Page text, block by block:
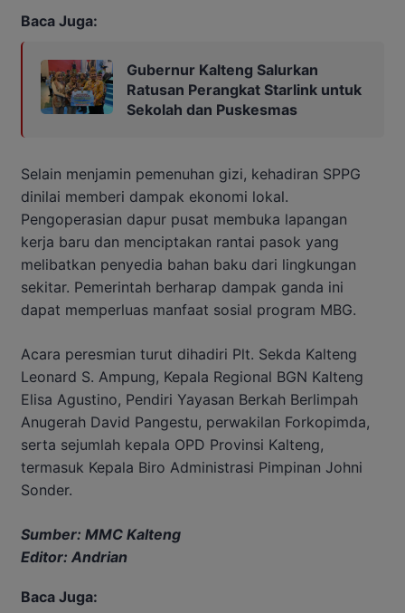
Baca Juga:
Gubernur Kalteng Salurkan
Ratusan Perangkat Starlink untuk
Sekolah dan Puskesmas
Selain menjamin pemenuhan gizi, kehadiran SPPG
dinilai memberi dampak ekonomi lokal.
Pengoperasian dapur pusat membuka lapangan
kerja baru dan menciptakan rantai pasok yang
melibatkan penyedia bahan baku dari lingkungan
sekitar. Pemerintah berharap dampak ganda ini
dapat memperluas manfaat sosial program MBG.
Acara peresmian turut dihadiri Plt. Sekda Kalteng
Leonard S. Ampung, Kepala Regional BGN Kalteng
Elisa Agustino, Pendiri Yayasan Berkah Berlimpah
Anugerah David Pangestu, perwakilan Forkopimda,
serta sejumlah kepala OPD Provinsi Kalteng,
termasuk Kepala Biro Administrasi Pimpinan Johni
Sonder.
Sumber: MMC Kalteng
Editor: Andrian
Baca Juga: